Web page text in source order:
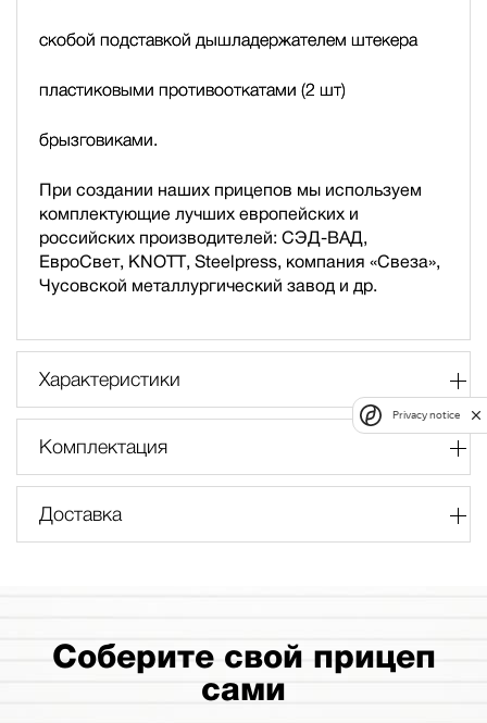
скобой подставкой дышладержателем штекера
пластиковыми противооткатами (2 шт)
брызговиками.
При создании наших прицепов мы используем
комплектующие лучших европейских и
российских производителей: СЭД-ВАД,
ЕвроСвет, KNOTT, Steelpress, компания «Свеза»,
Чусовской металлургический завод и др.
Характеристики
Комплектация
Доставка
Соберите свой прицеп
сами
Privacy notice